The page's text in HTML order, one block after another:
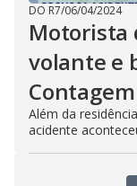
DO R7/06/04/2024
Motorista
volante e
Além da
acidente